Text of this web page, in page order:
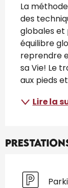
La
des
globales et
équilibre
reprendre
sa Vie! Le
aux pieds
Lire la